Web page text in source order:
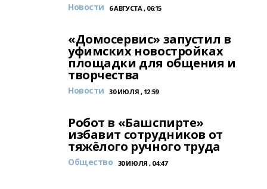
Новости 6 АВГУСТА , 06:15
«Домосервис» запустил в
уфимских новостройках
площадки для общения и
творчества
Новости 30 ИЮЛЯ , 12:59
Робот в «Башспирте»
избавит сотрудников от
тяжёлого ручного труда
Общество 30 ИЮЛЯ , 04:47